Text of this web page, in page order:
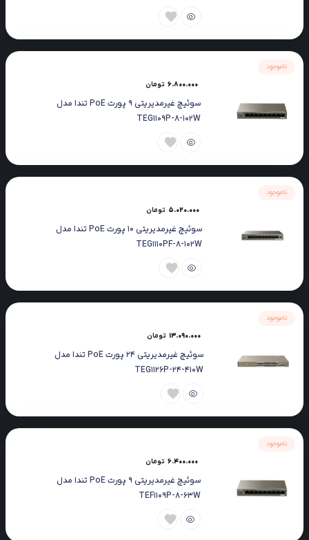
ناموجود
6.800.000 تومان
سوئیچ غیرمدیریتی 9 پورت PoE تندا مدل
TEG1109P-8-102W
ناموجود
5.020.000 تومان
سوئیچ غیرمدیریتی 10 پورت PoE تندا مدل
TEG1110PF-8-102W
ناموجود
13.090.000 تومان
سوئیچ غیرمدیریتی 24 پورت PoE تندا مدل
TEG1126P-24-410W
ناموجود
6.400.000 تومان
سوئیچ غیرمدیریتی 9 پورت PoE تندا مدل
TEF1109P-8-63W